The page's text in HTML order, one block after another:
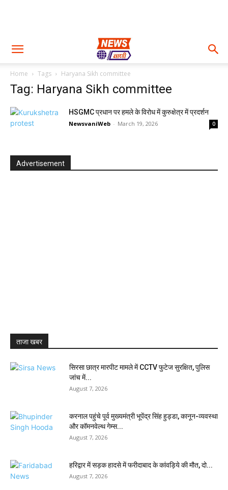
Home Tags Haryana Sikh committee
Tag: Haryana Sikh committee
HSGMC प्रधान पर हमले के विरोध में कुरुक्षेत्र में प्रदर्शन
NewsvaniWeb - March 19, 2026 0
Advertisement
ताजा खबर
सिरसा छात्र मारपीट मामले में CCTV फुटेज सुरक्षित, पुलिस
जांच में...
August 7, 2026
करनाल पहुंचे पूर्व मुख्यमंत्री भूपेंद्र सिंह हुड्डा, कानून-व्यवस्था
और कॉमनवेल्थ गेम्स...
August 7, 2026
हरिद्वार में सड़क हादसे में फरीदाबाद के कांवड़िये की मौत, दो...
August 7, 2026